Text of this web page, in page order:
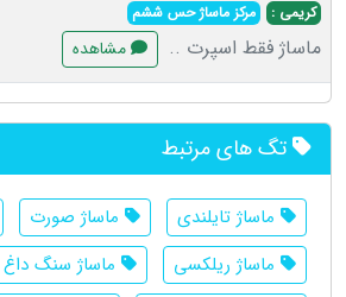
کریمی : مرکز ماساژ حس ششم
ماساژ فقط اسپرت .. مشاهده
تگ های مرتبط
ماساژ تایلندی ماساژ صورت
ماساژ ریلکسی
ماساژ سنگ داغ